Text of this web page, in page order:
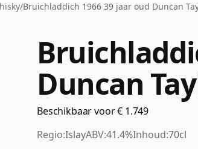
/Bruichladdich 1966 39 jaar oud Duncan
Duncan
Beschikbaar voor € 1.749
Regio:IslayABV:41.4%Inhoud:70cl